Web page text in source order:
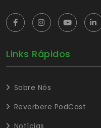
Links Rápidos
Sobre Nós
Reverbere PodCast